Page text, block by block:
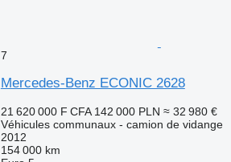
7
Mercedes-Benz ECONIC 2628
21 620 000 F CFA 142 000 PLN ≈ 32 980 €
Véhicules communaux - camion de vidange
2012
154 000 km